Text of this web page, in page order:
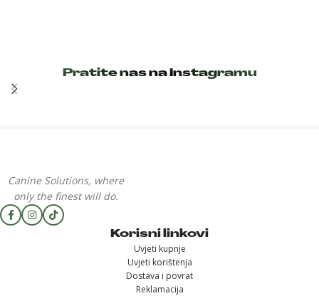
Pratite nas na Instagramu
Canine Solutions, where
only the finest will do.
Korisni linkovi
Uvjeti kupnje
Uvjeti korištenja
Dostava i povrat
Reklamacija